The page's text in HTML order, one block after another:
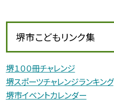
堺市こどもリンク集
堺１００冊チャレンジ
堺スポーツチャレンジランキング
堺市イベントカレンダー